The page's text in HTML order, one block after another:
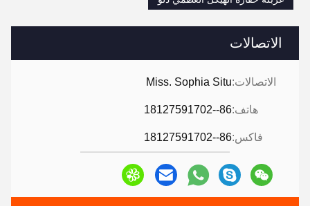
الاتصالات
الاتصالات:Miss. Sophia Situ
هاتف:86--18127591702
فاكس:86--18127591702